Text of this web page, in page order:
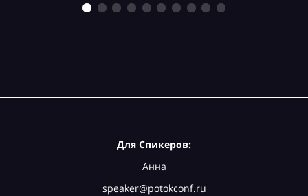
Для Спикеров:
Анна
speaker@potokconf.ru